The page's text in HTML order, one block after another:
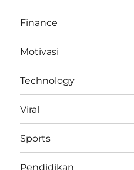
Finance
Motivasi
Technology
Viral
Sports
Pendidikan